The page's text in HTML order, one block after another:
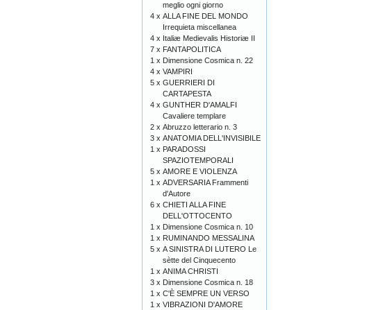
meglio ogni giorno
4 x ALLA FINE DEL MONDO
Irrequieta miscellanea
4 x Italiæ Medievalis Historiæ II
7 x FANTAPOLITICA
1 x Dimensione Cosmica n. 22
4 x VAMPIRI
5 x GUERRIERI DI
CARTAPESTA
4 x GUNTHER D'AMALFI
Cavaliere templare
2 x Abruzzo letterario n. 3
3 x ANATOMIA DELL'INVISIBILE
1 x PARADOSSI
SPAZIOTEMPORALI
5 x AMORE E VIOLENZA
1 x ADVERSARIA Frammenti
d'Autore
6 x CHIETI ALLA FINE
DELL'OTTOCENTO
1 x Dimensione Cosmica n. 10
1 x RUMINANDO MESSALINA
5 x A SINISTRA DI LUTERO Le
sètte del Cinquecento
1 x ANIMA CHRISTI
3 x Dimensione Cosmica n. 18
1 x C'È SEMPRE UN VERSO
1 x VIBRAZIONI D'AMORE